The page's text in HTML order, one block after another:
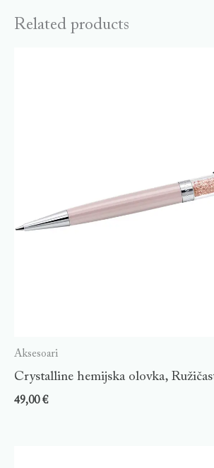
Related products
Aksesoari
Crystalline hemijska olovka,
49,00€